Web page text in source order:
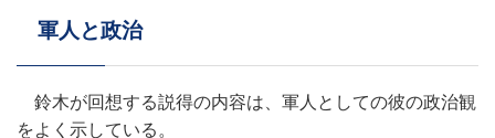
軍人と政治
鈴木が回想する説得の内容は、軍人としての彼の政治観
をよく示している。